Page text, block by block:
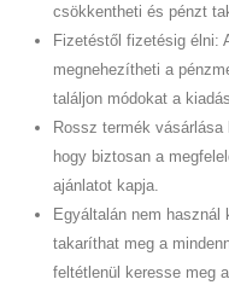
csökkentheti és pénzt
Fizetéstől fizetésig élni:
megnehezítheti a
találjon módokat a
Rossz termék vásárlása
hogy biztosan a
ajánlatot kapja.
Egyáltalán nem
takaríthat meg a
feltétlenül keresse meg